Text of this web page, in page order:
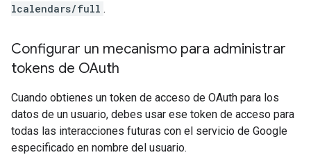
lcalendars/full .
Configurar un mecanismo para administrar
tokens de OAuth
Cuando obtienes un token de acceso de OAuth para los
datos de un usuario, debes usar ese token de acceso para
todas las interacciones futuras con el servicio de Google
especificado en nombre del usuario.